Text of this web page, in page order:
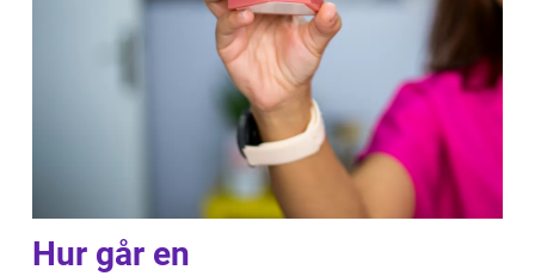
Hur går en